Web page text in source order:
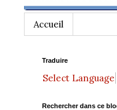
Accueil
Traduire
Select Language
Rechercher dans ce